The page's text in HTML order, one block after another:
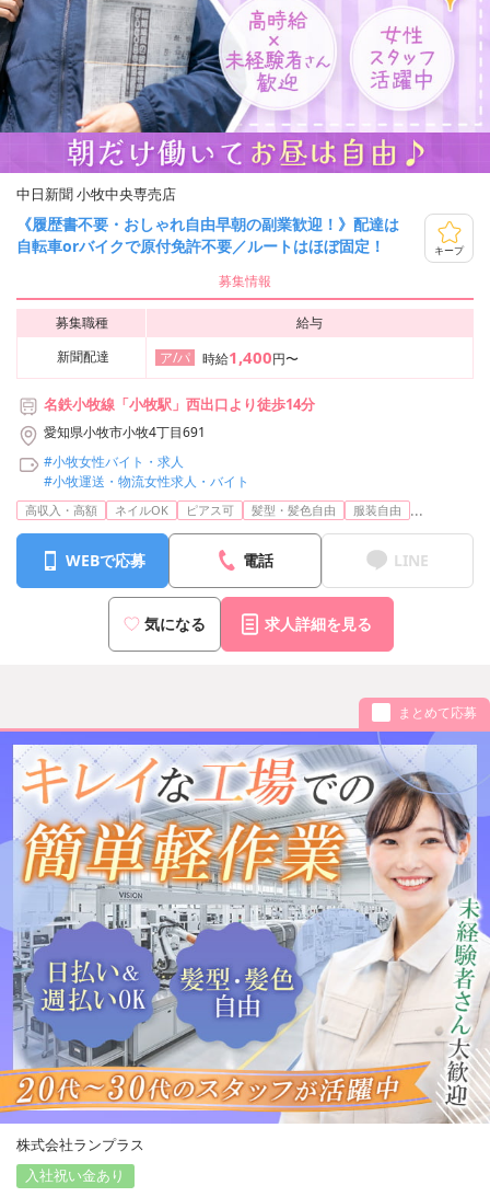
中日新聞 小牧中央専売店
《履歴書不要・おしゃれ自由早朝の副業歓迎！》配達は
自転車orバイクで原付免許不要／ルートはほぼ固定！
キープ
募集情報
募集職種
給与
新聞配達
ア/パ 時給1,400円〜
名鉄小牧線「小牧駅」西出口より徒歩14分
愛知県小牧市小牧4丁目691
#小牧女性バイト・求人
#小牧運送・物流女性求人・バイト
高収入・高額 ネイルOK ピアス可 髪型・髪色自由 服装自由 ...
WEBで応募 電話 LINE
気になる 求人詳細を見る
まとめて応募
株式会社ランプラス
入社祝い金あり